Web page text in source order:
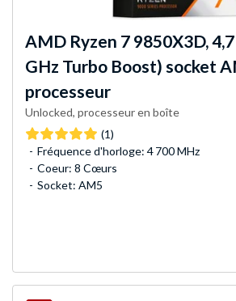
AMD Ryzen 7 9850X3D,
GHz Turbo Boost) socket
processeur
Unlocked, processeur en boîte
(1)
Fréquence d'horloge: 4 700 MHz
Coeur: 8 Cœurs
Socket: AM5